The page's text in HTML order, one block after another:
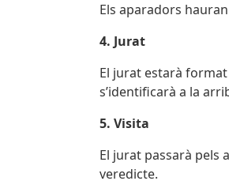
Els aparadors
4. Jurat
El jurat estarà format
s’identificarà a la
5. Visita
El jurat passarà pels
veredicte.